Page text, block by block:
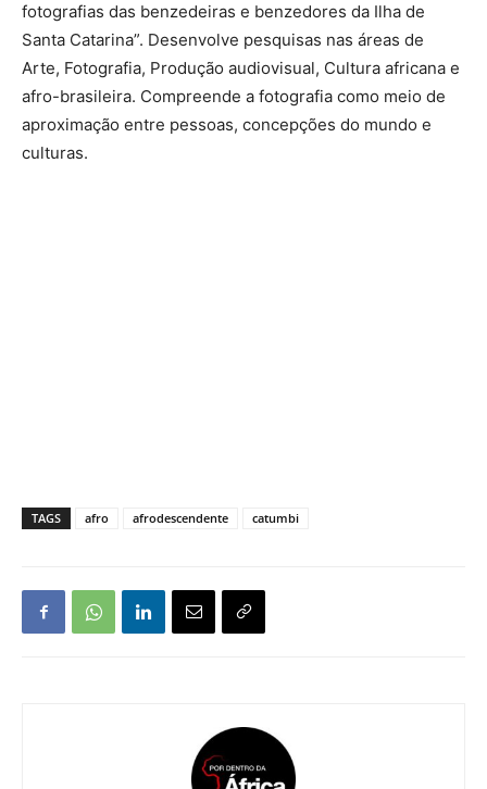
fotografias das benzedeiras e benzedores da Ilha de
Santa Catarina”. Desenvolve pesquisas nas áreas de
Arte, Fotografia, Produção audiovisual, Cultura africana e
afro-brasileira. Compreende a fotografia como meio de
aproximação entre pessoas, concepções do mundo e
culturas.
TAGS afro afrodescendente catumbi